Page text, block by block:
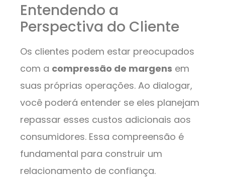
Entendendo a
Perspectiva do Cliente
Os clientes podem estar preocupados
com a compressão de margens em
suas próprias operações. Ao dialogar,
você poderá entender se eles planejam
repassar esses custos adicionais aos
consumidores. Essa compreensão é
fundamental para construir um
relacionamento de confiança.